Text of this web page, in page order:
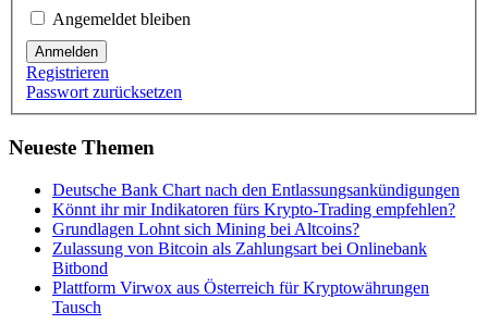
Angemeldet bleiben
Anmelden
Registrieren
Passwort zurücksetzen
Neueste Themen
Deutsche Bank Chart nach den Entlassungsankündigungen
Könnt ihr mir Indikatoren fürs Krypto-Trading empfehlen?
Grundlagen Lohnt sich Mining bei Altcoins?
Zulassung von Bitcoin als Zahlungsart bei Onlinebank
Bitbond
Plattform Virwox aus Österreich für Kryptowährungen
Tausch